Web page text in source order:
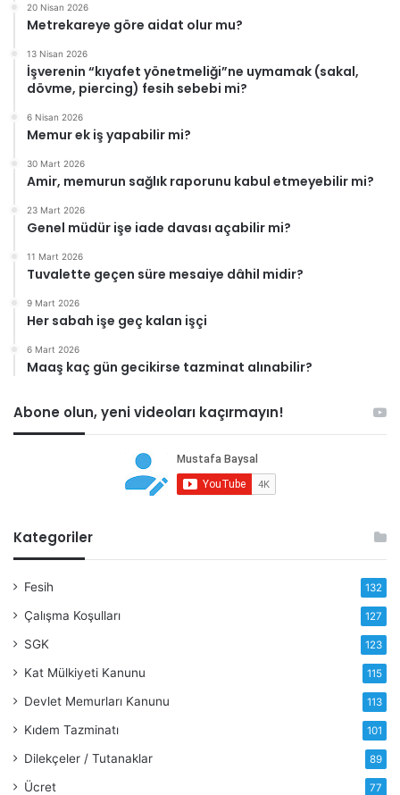
20 Nisan 2026
Metrekareye göre aidat olur mu?
13 Nisan 2026
İşverenin “kıyafet yönetmeliği”ne uymamak (sakal,
dövme, piercing) fesih sebebi mi?
6 Nisan 2026
Memur ek iş yapabilir mi?
30 Mart 2026
Amir, memurun sağlık raporunu kabul etmeyebilir mi?
23 Mart 2026
Genel müdür işe iade davası açabilir mi?
11 Mart 2026
Tuvalette geçen süre mesaiye dâhil midir?
9 Mart 2026
Her sabah işe geç kalan işçi
6 Mart 2026
Maaş kaç gün gecikirse tazminat alınabilir?
Abone olun, yeni videoları kaçırmayın!
Kategoriler
Fesih 132
Çalışma Koşulları 127
SGK 123
Kat Mülkiyeti Kanunu 115
Devlet Memurları Kanunu 113
Kıdem Tazminatı 101
Dilekçeler / Tutanaklar 89
Ücret 77